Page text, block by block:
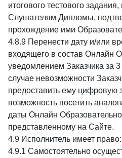
итогового тестового
Слушателям Дипломы,
прохождение ими
4.8.9 Перенести дату и/или
входящего в состав Онлайн
уведомлением Заказчика за
случае невозможности
предоставить ему цифровую
возможность посетить
даты Онлайн
представленному на Сайте.
4.9 Исполнитель имеет право:
4.9.1 Самостоятельно